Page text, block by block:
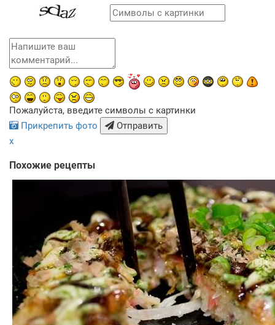
Пожалуйста, введите символы с картинки
Прикрепить фото
Отправить
x
Похожие рецепты